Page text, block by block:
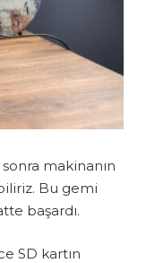
sonra makinanın
Bu gemi
başardı.
SD kartın